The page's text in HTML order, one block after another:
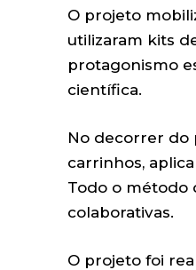
O projeto
utilizaram kits
protagonismo
científica.
No decorrer do
carrinhos,
Todo o método
colaborativas.
O projeto foi